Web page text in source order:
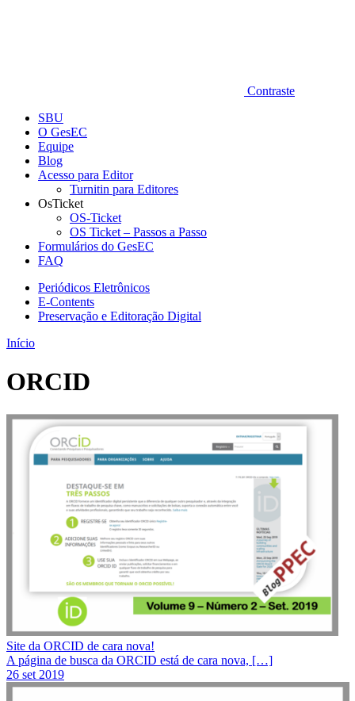
Contraste
SBU
O GesEC
Equipe
Blog
Acesso para Editor
Turnitin para Editores
OsTicket
OS-Ticket
OS Ticket – Passos a Passo
Formulários do GesEC
FAQ
Periódicos Eletrônicos
E-Contents
Preservação e Editoração Digital
Início
ORCID
Site da ORCID de cara nova!
A página de busca da ORCID está de cara nova, […]
26 set 2019